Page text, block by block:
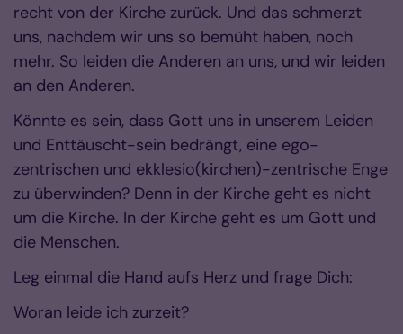
recht von der Kirche zurück. Und das schmerzt
uns, nachdem wir uns so bemüht haben, noch
mehr. So leiden die Anderen an uns, und wir leiden
an den Anderen.
Könnte es sein, dass Gott uns in unserem Leiden
und Enttäuscht-sein bedrängt, eine ego-
zentrischen und ekklesio(kirchen)-zentrische Enge
zu überwinden? Denn in der Kirche geht es nicht
um die Kirche. In der Kirche geht es um Gott und
die Menschen.
Leg einmal die Hand aufs Herz und frage Dich:
Woran leide ich zurzeit?